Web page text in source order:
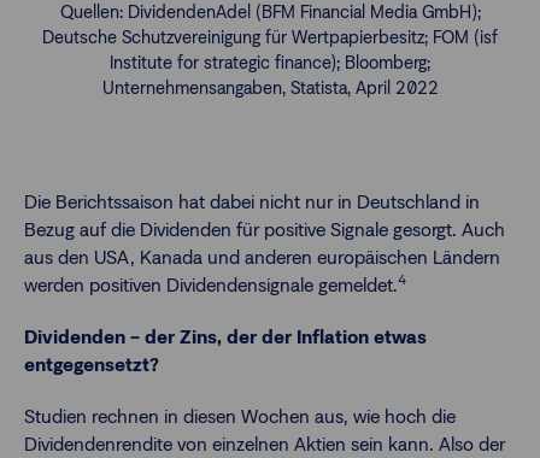
Quellen: DividendenAdel (BFM Financial Media GmbH);
Deutsche Schutzvereinigung für Wertpapierbesitz; FOM (isf
Institute for strategic finance); Bloomberg;
Unternehmensangaben, Statista, April 2022
Die Berichtssaison hat dabei nicht nur in Deutschland in
Bezug auf die Dividenden für positive Signale gesorgt. Auch
aus den USA, Kanada und anderen europäischen Ländern
werden positiven Dividendensignale gemeldet.4
Dividenden – der Zins, der der Inflation etwas
entgegensetzt?
Studien rechnen in diesen Wochen aus, wie hoch die
Dividendenrendite von einzelnen Aktien sein kann. Also der